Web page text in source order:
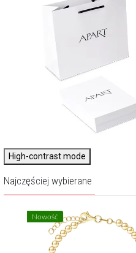
High-contrast mode
Najczęściej wybierane
Nowość